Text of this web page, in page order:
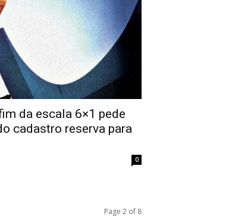
da escala 6×1 pede
cadastro reserva para
0
Page 2 of 8